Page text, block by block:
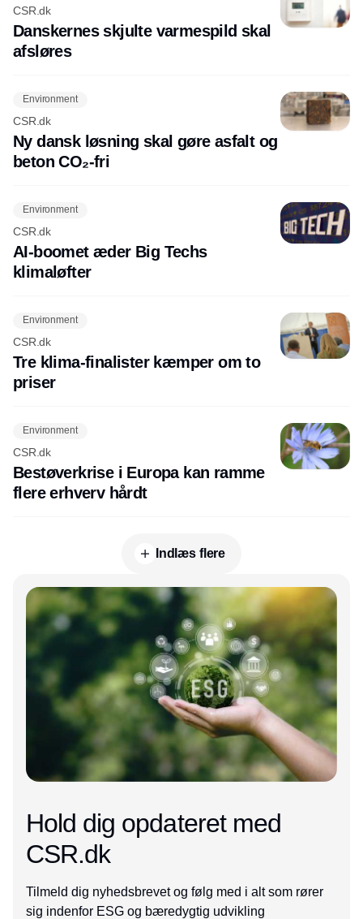
CSR.dk
Danskernes skjulte varmespild skal
afsløres
Environment
CSR.dk
Ny dansk løsning skal gøre asfalt og
beton CO₂-fri
Environment
CSR.dk
AI-boomet æder Big Techs
klimaløfter
Environment
CSR.dk
Tre klima-finalister kæmper om to
priser
Environment
CSR.dk
Bestøverkrise i Europa kan ramme
flere erhverv hårdt
Indlæs flere
Annonce
Hold dig opdateret med
CSR.dk
Tilmeld dig nyhedsbrevet og følg med i alt som rører
sig indenfor ESG og bæredygtig udvikling